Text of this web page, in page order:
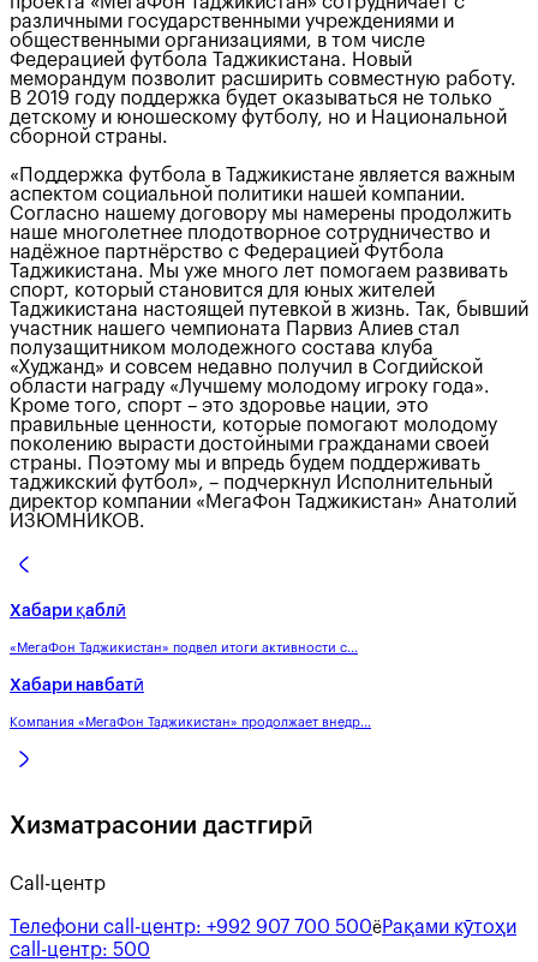
различными государственными учреждениями и
общественными организациями, в том числе
Федерацией футбола Таджикистана. Новый
меморандум позволит расширить совместную работу.
В 2019 году поддержка будет оказываться не только
детскому и юношескому футболу, но и Национальной
сборной страны.
«Поддержка футбола в Таджикистане является важным
аспектом социальной политики нашей компании.
Согласно нашему договору мы намерены продолжить
наше многолетнее плодотворное сотрудничество и
надёжное партнёрство с Федерацией Футбола
Таджикистана. Мы уже много лет помогаем развивать
спорт, который становится для юных жителей
Таджикистана настоящей путевкой в жизнь. Так, бывший
участник нашего чемпионата Парвиз Алиев стал
полузащитником молодежного состава клуба
«Худжанд» и совсем недавно получил в Согдийской
области награду «Лучшему молодому игроку года».
Кроме того, спорт – это здоровье нации, это
правильные ценности, которые помогают молодому
поколению вырасти достойными гражданами своей
страны. Поэтому мы и впредь будем поддерживать
таджикский футбол», – подчеркнул Исполнительный
директор компании «МегаФон Таджикистан» Анатолий
ИЗЮМНИКОВ.
Хабари қаблӣ
«МегаФон Таджикистан» подвел итоги активности с...
Хабари навбатӣ
Компания «МегаФон Таджикистан» продолжает внедр...
Хизматрасонии дастгирӣ
Call-центр
Телефони call-центр: +992 907 700 500ёРақами кӯтоҳи
call-центр: 500